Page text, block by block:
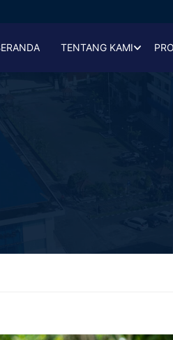
TENTANG KAMI